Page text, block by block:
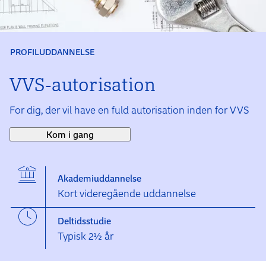
PROFILUDDANNELSE
VVS-autorisation
For dig, der vil have en fuld autorisation inden for VVS
Kom i gang
Akademiuddannelse
Kort videregående uddannelse
Deltidsstudie
Typisk 2½ år